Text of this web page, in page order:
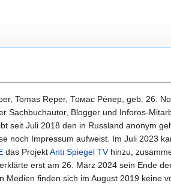
Tomas Reper, Томас Рёпер, geb. 26.
Sachbuchautor, Blogger und Inforos-
seit Juli 2018 den in Russland anonym
noch Impressum aufweist. Im Juli 2023
das ProjektAnti Spiegel TVhinzu,
erst am 26. März 2024 sein Ende
Medien finden sich im August 2019 keine